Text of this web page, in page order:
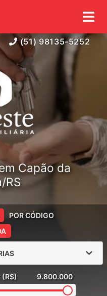
(51) 98135-5252
Capão da
RS
POR CÓDIGO
(R$) 9.800.000